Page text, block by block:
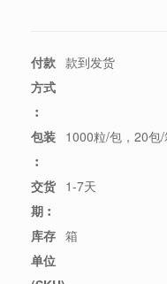
付款
方式
︰
款到发货
包装
︰
1000粒/包，20包/
交货
期︰
1-7天
库存
单位
箱